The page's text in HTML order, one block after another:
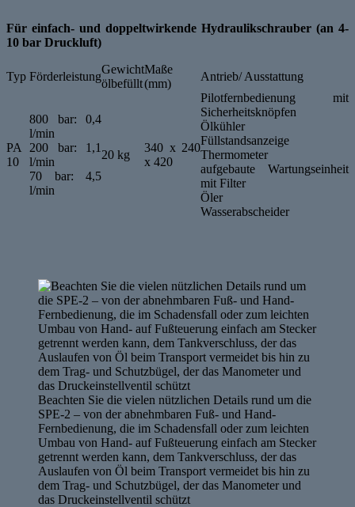
Für einfach- und doppeltwirkende Hydraulikschrauber (an 4-
10 bar Druckluft)
Typ Förderleistung
Gewicht
ölbefüllt
Maße
(mm)
Antrieb/ Ausstattung
PA
10
800 bar: 0,4
l/min
200 bar: 1,1
l/min
70 bar: 4,5
l/min
20 kg
340 x 240
x 420
Pilotfernbedienung mit
Sicherheitsknöpfen
Ölkühler
Füllstandsanzeige
Thermometer
aufgebaute Wartungseinheit
mit Filter
Öler
Wasserabscheider
Beachten Sie die vielen nützlichen Details rund um die
SPE-2 – von der abnehmbaren Fuß- und Hand-
Fernbedienung, die im Schadensfall oder zum leichten
Umbau von Hand- auf Fußteuerung einfach am Stecker
getrennt werden kann, dem Tankverschluss, der das
Auslaufen von Öl beim Transport vermeidet bis hin zu
dem Trag- und Schutzbügel, der das Manometer und
das Druckeinstellventil schützt